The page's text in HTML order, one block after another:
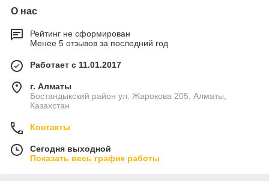
О нас
Рейтинг не сформирован
Менее 5 отзывов за последний год
Работает с 11.01.2017
г. Алматы
Бостандыкский район ул. Жарокова 205, Алматы,
Казахстан
Контакты
Сегодня выходной
Показать весь график работы